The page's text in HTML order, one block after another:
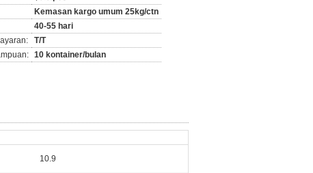
Kemasan kargo umum 25kg/ctn
40-55 hari
T/T
10 kontainer/bulan
10.9